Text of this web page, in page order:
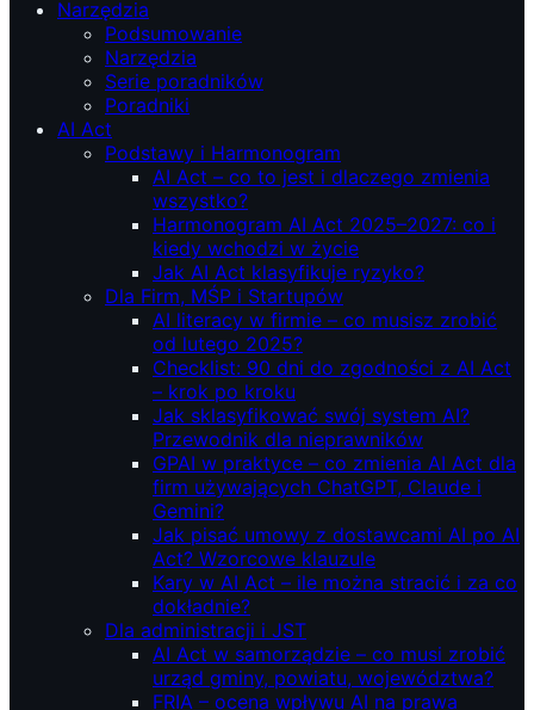
Narzędzia
Podsumowanie
Narzędzia
Serie poradników
Poradniki
AI Act
Podstawy i Harmonogram
AI Act – co to jest i dlaczego zmienia
wszystko?
Harmonogram AI Act 2025–2027: co i
kiedy wchodzi w życie
Jak AI Act klasyfikuje ryzyko?
Dla Firm, MŚP i Startupów
AI literacy w firmie – co musisz zrobić
od lutego 2025?
Checklist: 90 dni do zgodności z AI Act
– krok po kroku
Jak sklasyfikować swój system AI?
Przewodnik dla nieprawników
GPAI w praktyce – co zmienia AI Act dla
firm używających ChatGPT, Claude i
Gemini?
Jak pisać umowy z dostawcami AI po AI
Act? Wzorcowe klauzule
Kary w AI Act – ile można stracić i za co
dokładnie?
Dla administracji i JST
AI Act w samorządzie – co musi zrobić
urząd gminy, powiatu, województwa?
FRIA – ocena wpływu AI na prawa